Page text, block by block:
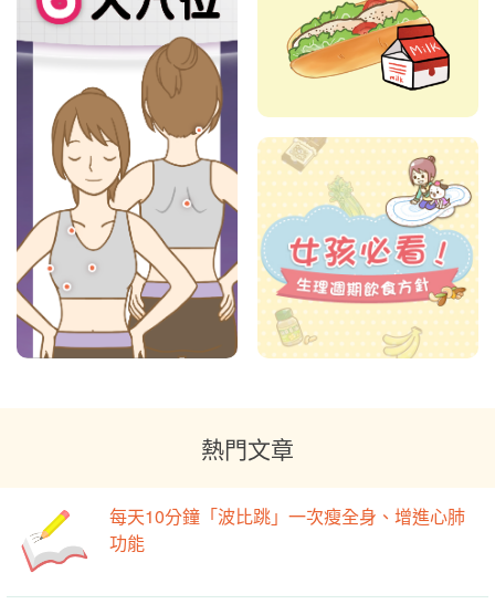
熱門文章
每天10分鐘「波比跳」一次瘦全身、增進心肺
功能